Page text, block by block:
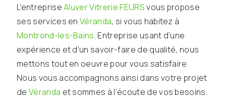
L’entrepriseAluver Vitrerie FEURSvous propose
ses services enVéranda, si vous habitez à
Montrond-les-Bains. Entreprise usant d’une
expérience et d’un savoir-faire de qualité, nous
mettons tout en oeuvre pour vous satisfaire.
Nous vous accompagnons ainsi dans votre projet
de Véranda et sommes à l’écoute de vos besoins.